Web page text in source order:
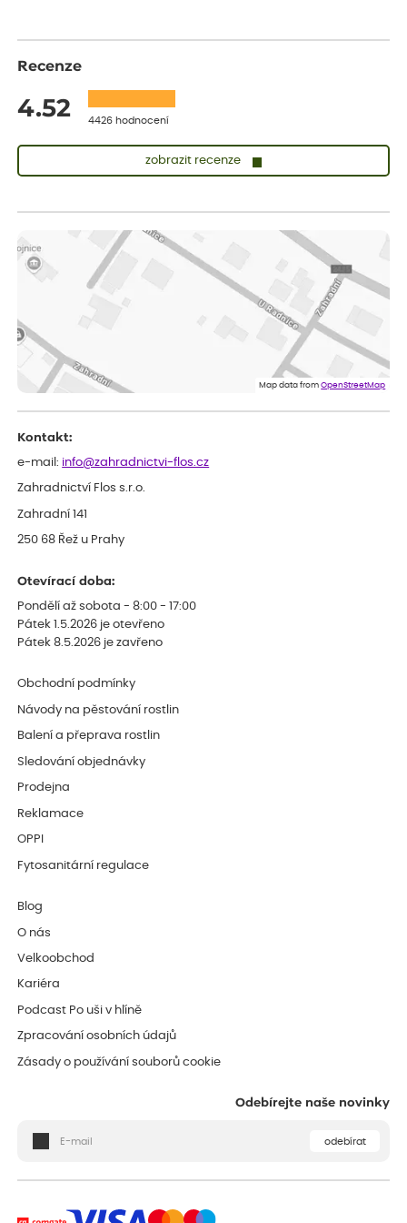
Recenze
4.52 4426 hodnocení
zobrazit recenze
Vše přišlo velice rychle krásně zabalené. Rostlinky po přesazení
velice dobře prospívají
Jarda
Dobrý den, byli jsme spokojeni
Eshop, objednání bylo v pořádku, žádný problém. Jen jsem byla
smutná z dodávky jedné kytky, která nebyla v nejlepší kondici a i
Map data fromOpenStreetMap
Kontakt:
e-mail: info@zahradnictvi-flos.cz
Zahradnictví Flos s.r.o.
Zahradní 141
250 68 Řež u Prahy
Otevírací doba:
Pondělí až sobota - 8:00 - 17:00
Pátek 1.5.2026 je otevřeno
Pátek 8.5.2026 je zavřeno
Obchodní podmínky
Návody na pěstování rostlin
Balení a přeprava rostlin
Sledování objednávky
Prodejna
Reklamace
OPPI
Fytosanitární regulace
Blog
O nás
Velkoobchod
Kariéra
Podcast Po uši v hlíně
Zpracování osobních údajů
Zásady o používání souborů cookie
Odebírejte naše novinky
odebírat